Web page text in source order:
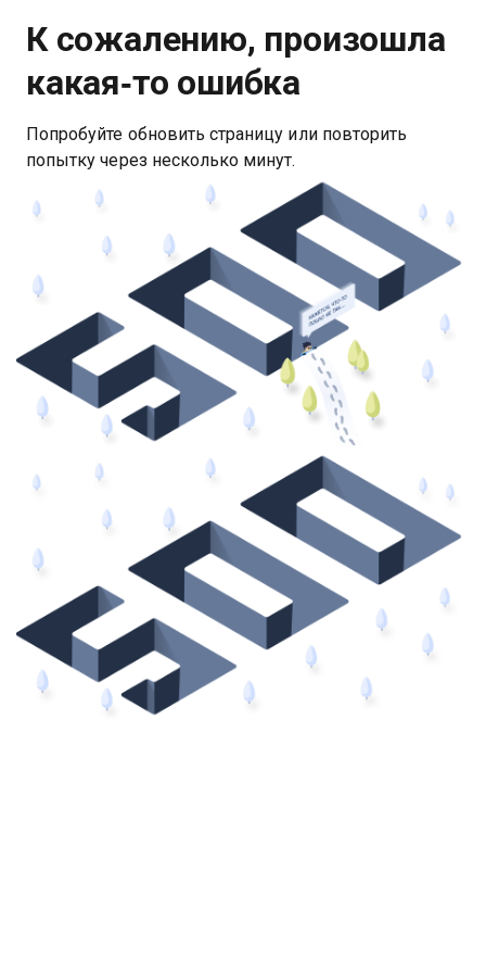
К сожалению, произошла
какая‑то ошибка
Попробуйте обновить страницу или повторить
попытку через несколько минут.